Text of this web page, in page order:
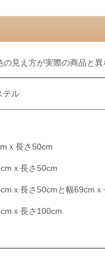
見え方が実際の商品と
テル
ｘ長さ50cm
ｘ長さ50cm
ｘ長さ50cmと幅69cm
ｘ長さ100cm